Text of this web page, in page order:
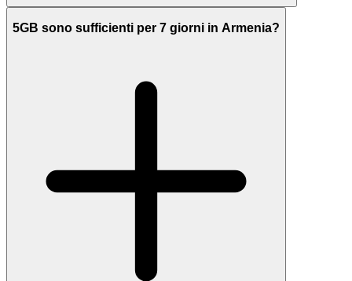
5GB sono sufficienti per 7 giorni in Armenia?